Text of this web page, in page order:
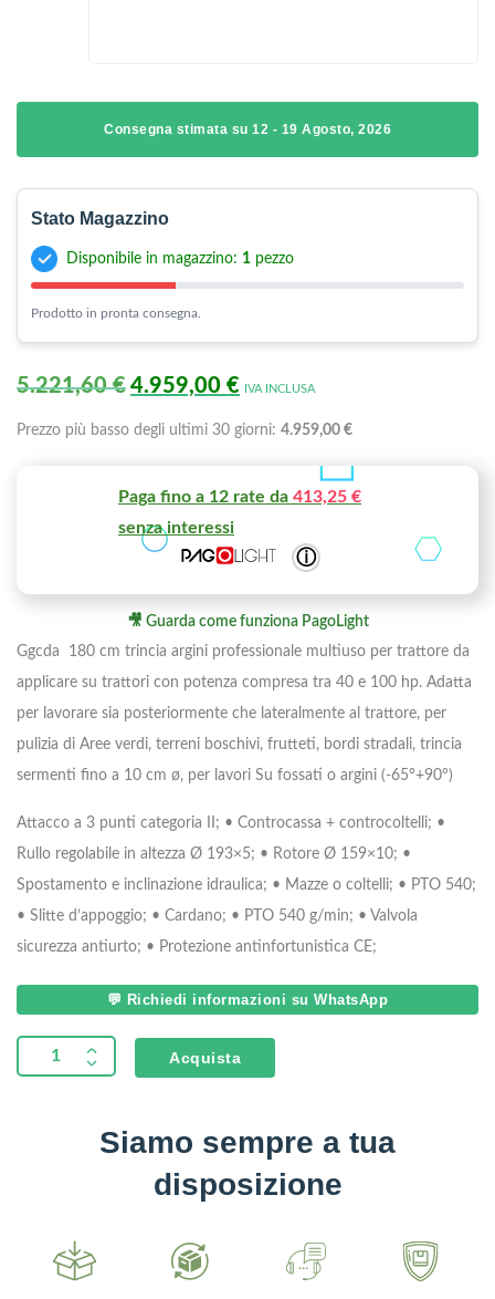
Consegna stimata su 12 - 19 Agosto, 2026
Stato Magazzino
Disponibile in magazzino: 1 pezzo
Prodotto in pronta consegna.
5.221,60€ 4.959,00 € IVA INCLUSA
Prezzo più basso degli ultimi 30 giorni: 4.959,00 €
Paga fino a 12 rate da 413,25 €
senza interessi
ⓘ
🎥 Guarda come funziona PagoLight
Ggcda 180 cm trincia argini professionale multiuso per trattore da
applicare su trattori con potenza compresa tra 40 e 100 hp. Adatta
per lavorare sia posteriormente che lateralmente al trattore, per
pulizia di Aree verdi, terreni boschivi, frutteti, bordi stradali, trincia
sermenti fino a 10 cm ø, per lavori Su fossati o argini (-65°+90°)
Attacco a 3 punti categoria II; • Controcassa + controcoltelli; •
Rullo regolabile in altezza Ø 193×5; • Rotore Ø 159×10; •
Spostamento e inclinazione idraulica; • Mazze o coltelli; • PTO 540;
• Slitte d’appoggio; • Cardano; • PTO 540 g/min; • Valvola
sicurezza antiurto; • Protezione antinfortunistica CE;
💬 Richiedi informazioni su WhatsApp
Acquista
Siamo sempre a tua
disposizione